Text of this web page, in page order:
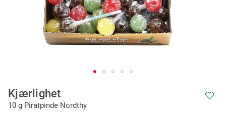
Kjærlighet
10 g Piratpinde Nordthy
to
the